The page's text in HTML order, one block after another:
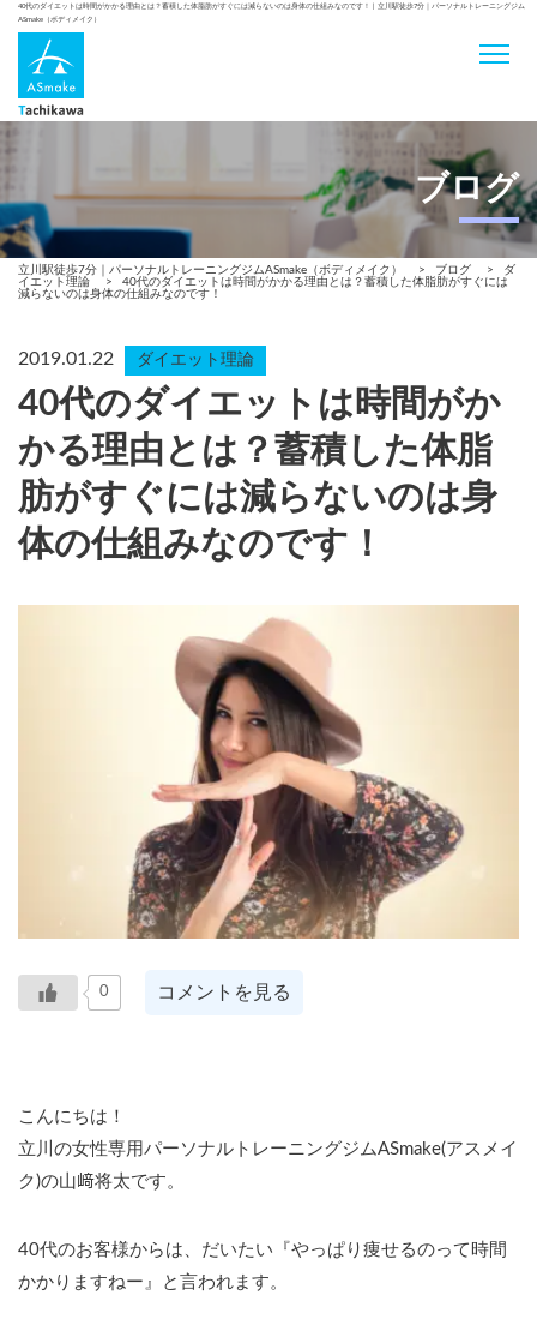
40代のダイエットは時間がかかる理由とは？蓄積した体脂肪がすぐには減らないのは身体の仕組みなのです！ | 立川駅徒歩7分｜パーソナルトレーニングジム
ASmake（ボディメイク）
ブログ
立川駅徒歩7分｜パーソナルトレーニングジムASmake（ボディメイク） > ブログ >
ダ
イエット理論
>
40代のダイエットは時間がかかる理由とは？蓄積した体脂肪がすぐには
減らないのは身体の仕組みなのです！
2019.01.22 ダイエット理論
40代のダイエットは時間がか
かる理由とは？蓄積した体脂
肪がすぐには減らないのは身
体の仕組みなのです！
0 コメントを見る
こんにちは！
立川の女性専用パーソナルトレーニングジムASmake(アスメイ
ク)の山﨑将太です。
40代のお客様からは、だいたい『やっぱり痩せるのって時間
かかりますねー』と言われます。